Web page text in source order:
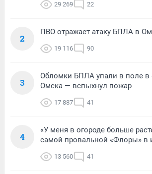
29 269 22
2
ПВО отражает атаку БПЛА в
19 116 90
3
Обломки БПЛА упали в поле в
Омска — вспыхнул пожар
17 887 41
4
«У меня в огороде больше
самой провальной «Флоры» в
13 560 41